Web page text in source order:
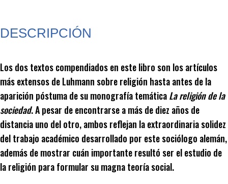
DESCRIPCIÓN
Los dos textos compendiados en este libro son los artículos
más extensos de Luhmann sobre religión hasta antes de la
aparición póstuma de su monografía temáticaLa religión de la
sociedad. A pesar de encontrarse a más de diez años de
distancia uno del otro, ambos reflejan la extraordinaria solidez
del trabajo académico desarrollado por este sociólogo alemán,
además de mostrar cuán importante resultó ser el estudio de
la religión para formular su magna teoría social.